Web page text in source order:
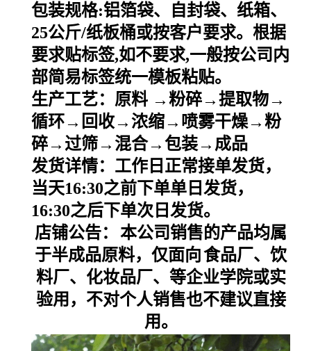
包装规格:铝箔袋、自封袋、纸箱、
25公斤/纸板桶或按客户要求。根据
要求贴标签,如不要求,一般按公司内
部简易标签统一模板粘贴。
生产工艺：原料 →粉碎→提取物→
循环→回收→浓缩→喷雾干燥→粉
碎→过筛→混合→包装→成品
发货详情：工作日正常接单发货，
当天16:30之前下单单日发货，
16:30之后下单次日发货。
店铺公告：
本公司销售的产品均属
于半成品原料，仅面向食品厂、饮
料厂、化妆品厂、等企业学院或实
验用，不对个人销售也不建议直接
用。